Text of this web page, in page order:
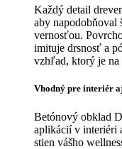
Každý detail
aby napodobňoval
vernosťou.
imituje drsnosť a
vzhľad, ktorý je na
Vhodný pre interiér
Betónový obklad
aplikácií v interiéri
stien vášho